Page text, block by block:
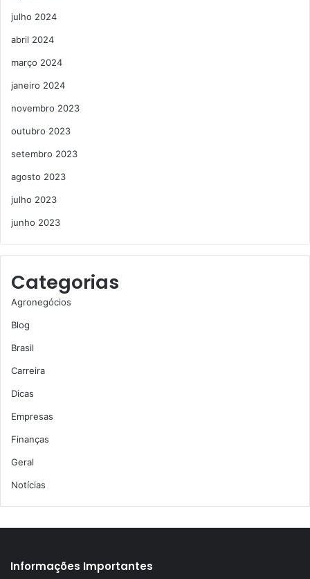
julho 2024
abril 2024
março 2024
janeiro 2024
novembro 2023
outubro 2023
setembro 2023
agosto 2023
julho 2023
junho 2023
Categorias
Agronegócios
Blog
Brasil
Carreira
Dicas
Empresas
Finanças
Geral
Notícias
Informações Importantes